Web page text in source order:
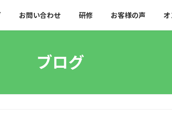
お問い合わせ 研修 お客様の声 オ
ブログ